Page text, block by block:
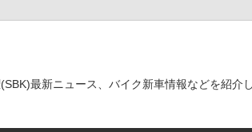
最新ニュース、バイク新車情報などを紹介